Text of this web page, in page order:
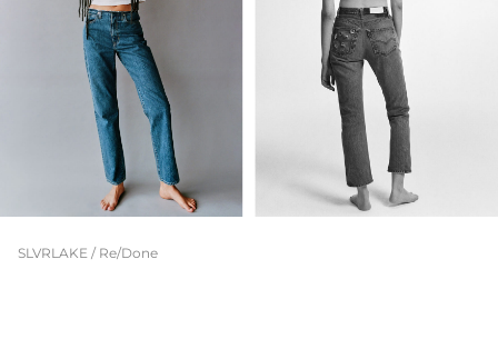
SLVRLAKE / Re/Done